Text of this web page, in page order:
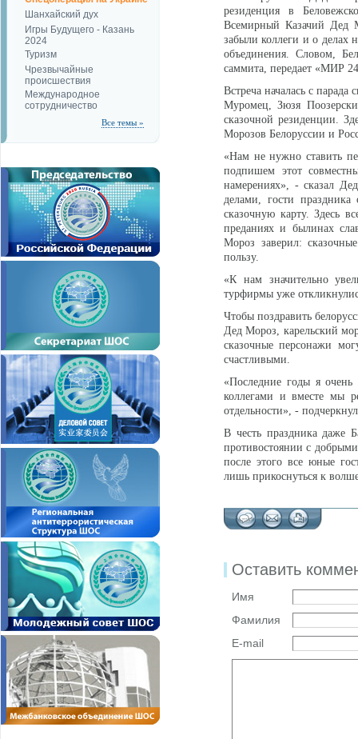
Шанхайский дух
Игры Будущего - Казань
2024
Туризм
Чрезвычайные
происшествия
Международное
сотрудничество
Все темы »
резиденция в
Всемирный Казачий Дед
забыли коллеги и о делах
объединения. Словом,
саммита, передает «МИР
Встреча началась с
Муромец, Зюзя
сказочной резиденции.
Морозов Белоруссии и
«Нам не нужно ставить
подпишем этот
намерениях», - сказал
делами, гости
сказочную карту. Здесь
преданиях и былинах
Мороз заверил:
пользу.
«К нам значительно
турфирмы уже
Чтобы поздравить
Дед Мороз, карельский
сказочные персонажи
счастливыми.
«Последние годы я очень
коллегами и вместе мы
отдельности», -
В честь праздника даже
противостоянии с
после этого все юные
лишь прикоснуться к
Оставить
Имя
Фамилия
E-mail